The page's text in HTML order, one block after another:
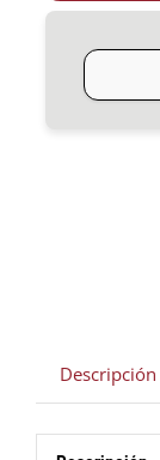
Descripción